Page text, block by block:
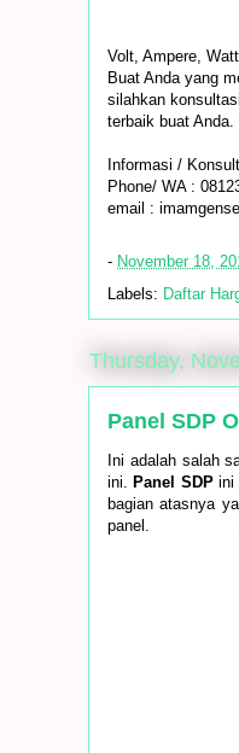
Volt, Ampere,
Buat Anda yang
silahkan
terbaik buat Anda.
Informasi /
Phone/ WA :
email :
- November 18,
Labels: Daftar
Thursday,
Panel SDP
Ini adalah salah
ini.Panel SDPini
bagian atasnya
panel.